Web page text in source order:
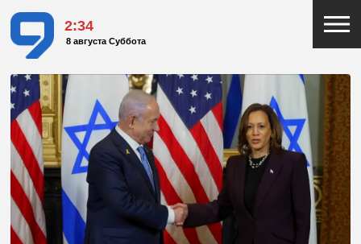
2:34
8 августа Суббота